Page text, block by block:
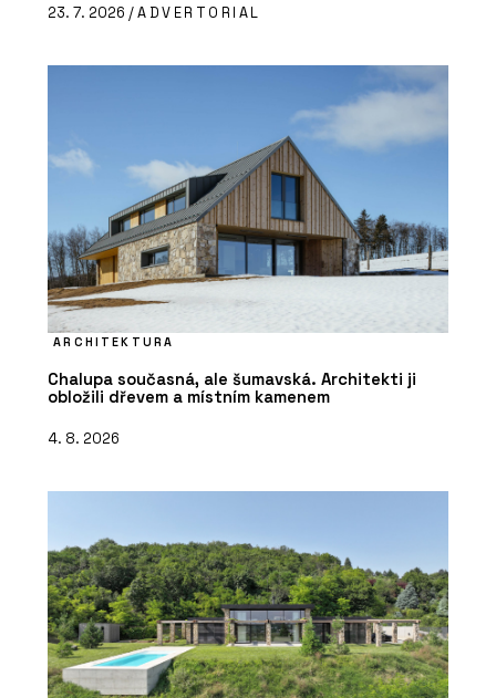
23. 7. 2026 /ADVERTORIAL
ARCHITEKTURA
Chalupa současná, ale šumavská. Architekti ji
obložili dřevem a místním kamenem
4. 8. 2026